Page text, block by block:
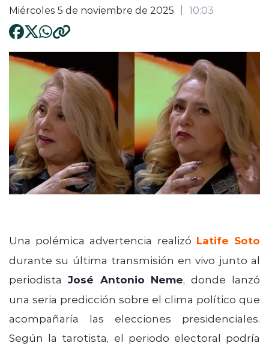
Miércoles 5 de noviembre de 2025 10:03
Una polémica advertencia realizó Latife Soto
durante su última transmisión en vivo junto al
periodista José Antonio Neme, donde lanzó
una seria predicción sobre el clima político que
acompañaría las elecciones presidenciales.
Según la tarotista, el periodo electoral podría